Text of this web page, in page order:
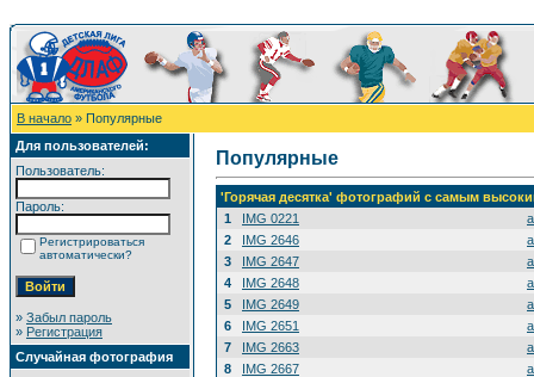
В начало » Популярные
Для пользователей:
Пользователь:
Пароль:
Регистрироваться
автоматически?
» Забыл пароль
» Регистрация
Случайная фотография
Популярные
'Горячая десятка' фотографий с самым
1
IMG 0221
2
IMG 2646
3
IMG 2647
4
IMG 2648
5
IMG 2649
6
IMG 2651
7
IMG 2663
8
IMG 2667